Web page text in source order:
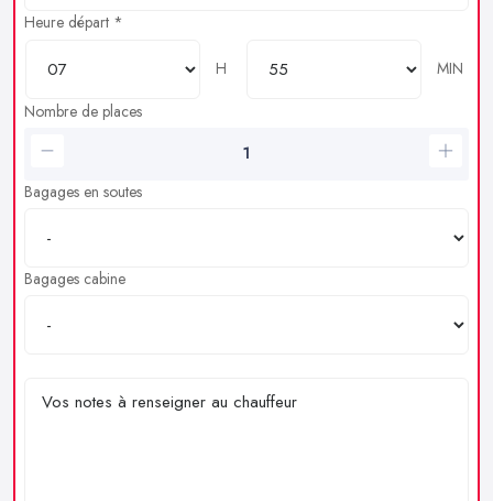
Heure départ *
H
MIN
Nombre de places
Bagages en soutes
Bagages cabine